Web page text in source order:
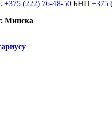
+375 (222) 76-48-50 БНП +375
Минска